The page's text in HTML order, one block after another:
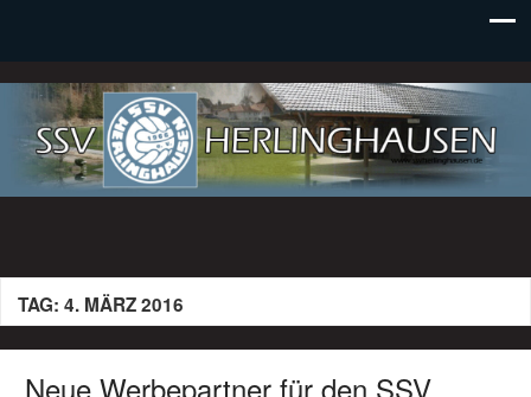
SSV Herlinghausen e. V.
TAG: 4. MÄRZ 2016
Neue Werbepartner für den SSV